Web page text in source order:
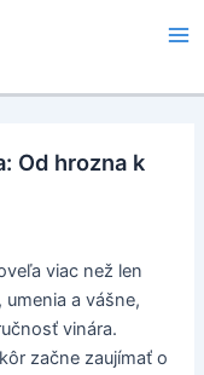
Od hrozna k
viac než len
a vášne,
vinára.
začne zaujímať o